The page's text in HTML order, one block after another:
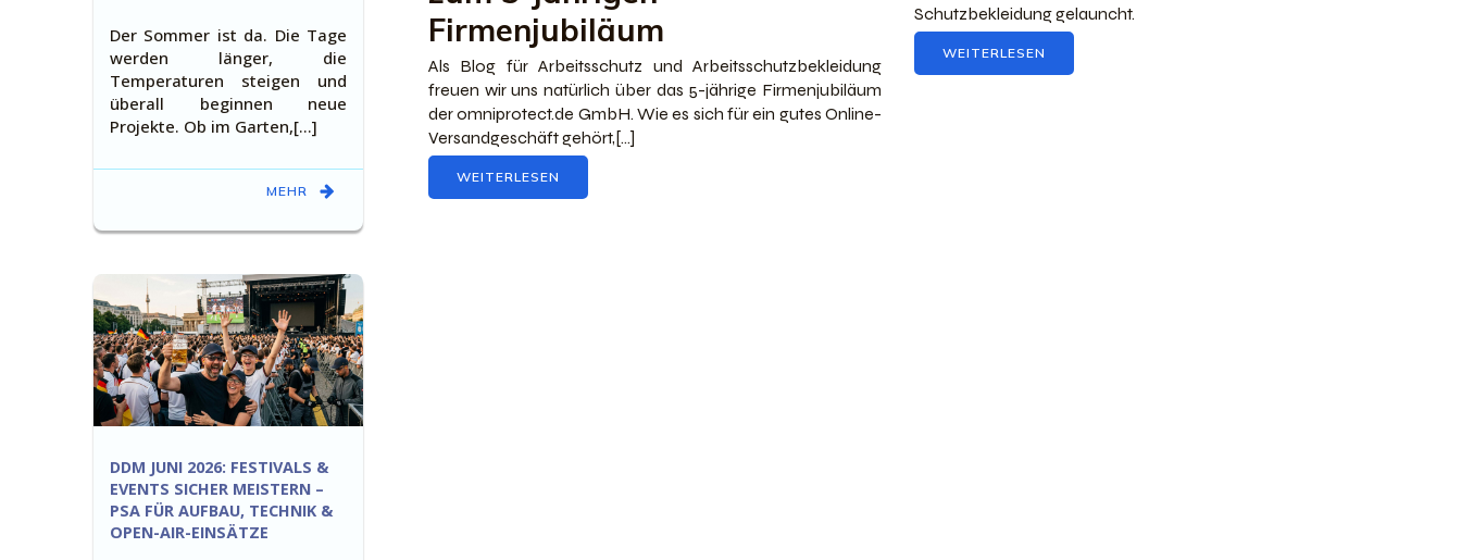
Der Sommer ist da. Die Tage
werden länger, die
Temperaturen steigen und
überall beginnen neue
Projekte. Ob im Garten,[…]
MEHR
DDM JUNI 2026: FESTIVALS &
EVENTS SICHER MEISTERN –
PSA FÜR AUFBAU, TECHNIK &
OPEN-AIR-EINSÄTZE
Firmenjubiläum
Als Blog für Arbeitsschutz und Arbeitsschutzbekleidung
freuen wir uns natürlich über das 5-jährige Firmenjubiläum
der omniprotect.de GmbH. Wie es sich für ein gutes Online-
Versandgeschäft gehört,[…]
WEITERLESEN
Schutzbekleidung gelauncht.
WEITERLESEN